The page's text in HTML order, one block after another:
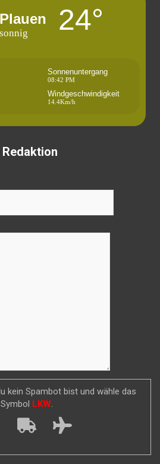
Plauen
sonnig 24°
Sonnenuntergang
08:42 PM
Windgeschwindigkeit
14.4Km/h
kein Spambot bist und wähle das
Symbol
LKW.